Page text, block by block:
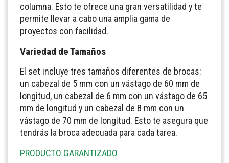
columna. Esto te ofrece una gran versatilidad y te
permite llevar a cabo una amplia gama de
proyectos con facilidad.
Variedad de Tamaños
El set incluye tres tamaños diferentes de brocas:
un cabezal de 5 mm con un vástago de 60 mm de
longitud, un cabezal de 6 mm con un vástago de 65
mm de longitud y un cabezal de 8 mm con un
vástago de 70 mm de longitud. Esto te asegura que
tendrás la broca adecuada para cada tarea.
PRODUCTO GARANTIZADO